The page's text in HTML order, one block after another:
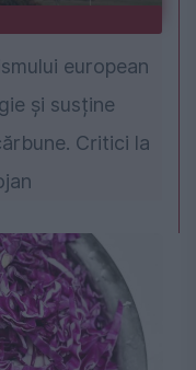
european
și susține
Critici la